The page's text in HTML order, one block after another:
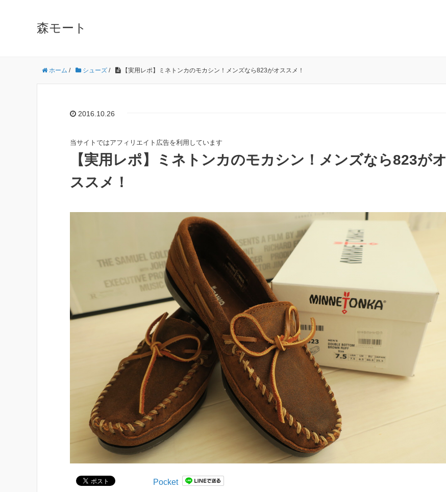
森モート
ホーム / シューズ / 【実用レポ】ミネトンカのモカシン！メンズなら823がオススメ！
2016.10.26
当サイトではアフィリエイト広告を利用しています
【実用レポ】ミネトンカのモカシン！メンズなら823がオ
ススメ！
Pocket